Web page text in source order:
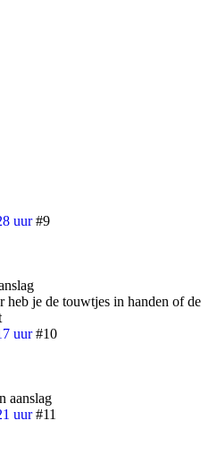
uur #9
heb je de touwtjes in handen of de
uur #10
aanslag
uur #11